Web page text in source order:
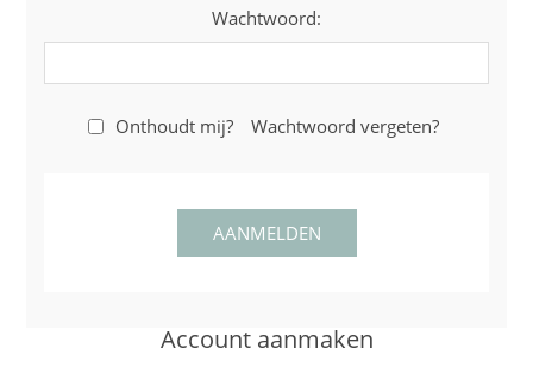
Wachtwoord:
Onthoudt mij? Wachtwoord vergeten?
Account aanmaken